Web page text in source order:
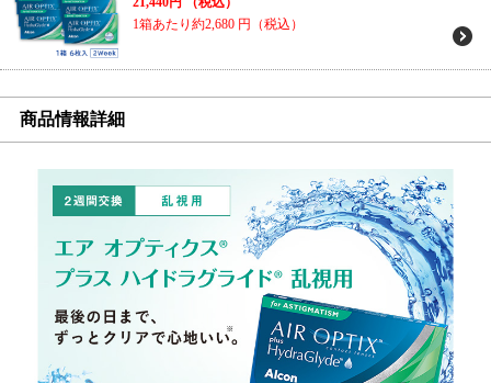
1箱あたり約2,680 円（税込）
商品情報詳細